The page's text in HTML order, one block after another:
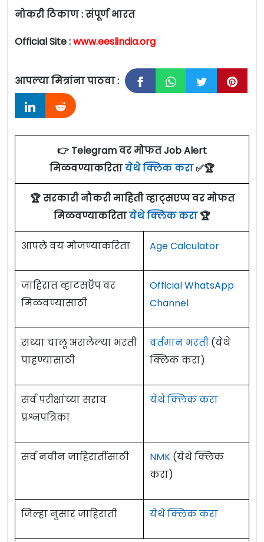
नोकरी ठिकाण : संपूर्ण भारत
Official Site :www.eeslindia.org
आपल्या मित्रांना पाठवा :
👉 Telegram वर मोफत Job Alert
मिळवण्याकरितायेथे क्लिक करा✅🏆
🏆 सरकारी नौकरी माहिती व्हाट्सएप्प वर मोफत
मिळवण्याकरितायेथे क्लिक करा🏆
आपले वय मोजण्याकरिता Age Calculator
जाहिरात व्हाटसऍप वर
मिळवण्यासाठी
Official WhatsApp
Channel
सध्या चालू असलेल्या भरती
पाहण्यासाठी
वर्तमान भरती (येथे
क्लिक करा)
सर्व परीक्षांच्या सराव
प्रश्नपत्रिका
येथे क्लिक करा
सर्व नवीन जाहिरातींसाठी NMK (येथे क्लिक
करा)
जिल्हा नुसार जाहिराती येथे क्लिक करा